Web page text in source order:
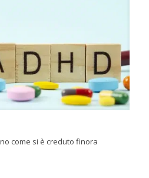
come si è creduto finora